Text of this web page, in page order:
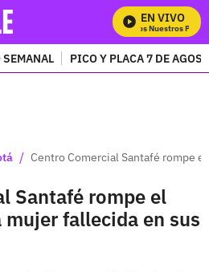
EN VIVO
Mira Todos Nuestros
SEMANAL PICO Y PLACA 7 DE
/ Centro Comercial Santafé rompe
Santafé rompe el
fallecida en sus